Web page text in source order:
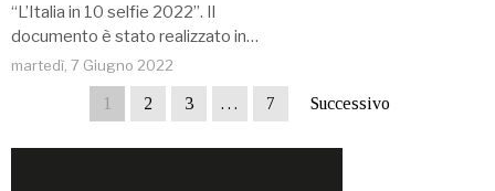
“L’Italia in 10 selfie 2022”. Il
documento è stato realizzato in…
martedì, 7 Giugno 2022
1 2 3 … 7 Successivo